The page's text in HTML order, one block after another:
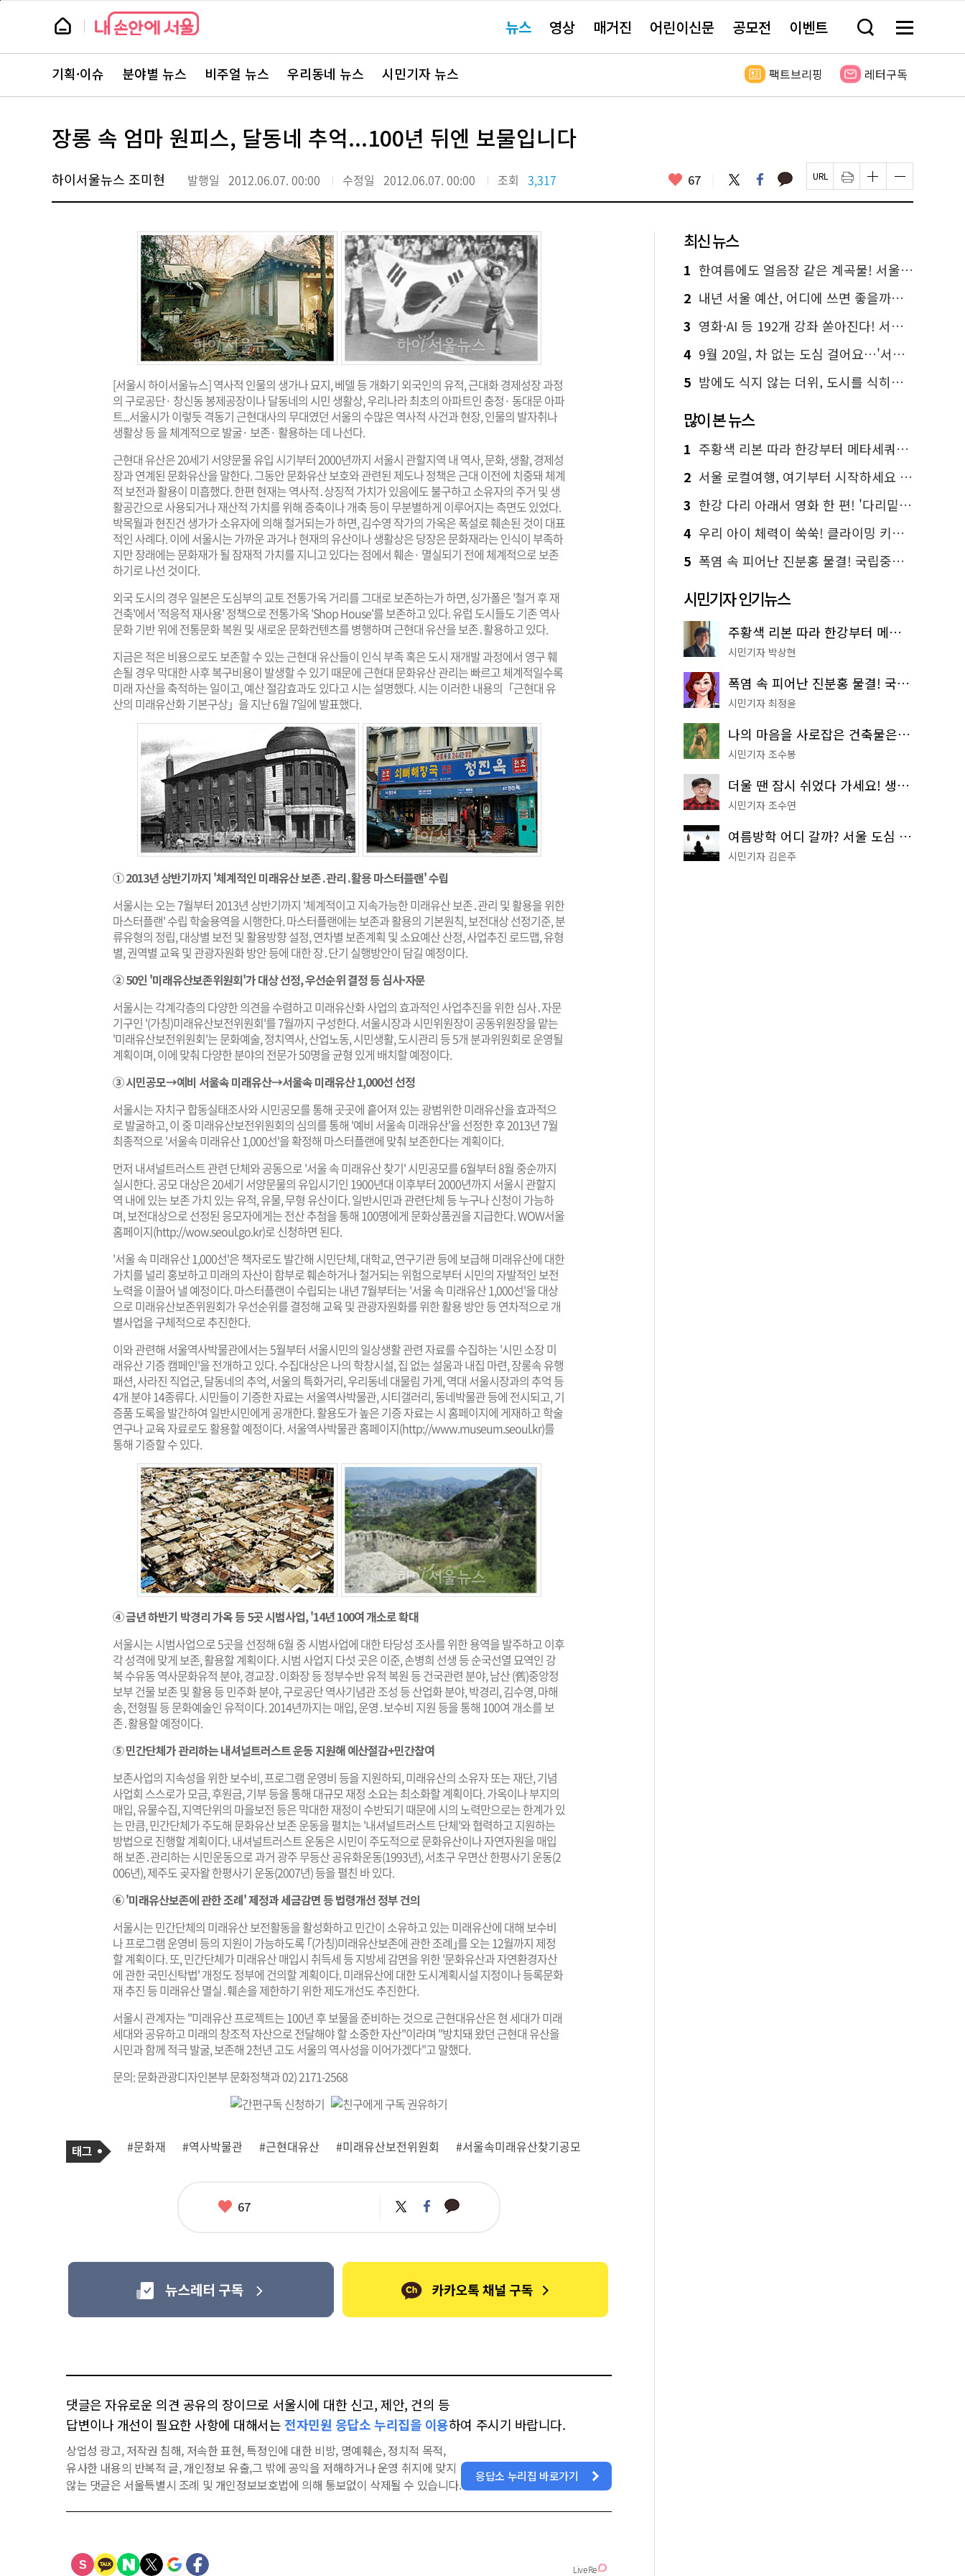
본
뉴
스 요뉴스 영상 매거진 어린이신문 공모전 이벤트 검
창
기
메
전
보
뉴
스
주
서
바
로
기획·이슈 분야별 뉴스 비주얼 뉴스 우리동네 뉴스 시민기자 뉴스 팩트브리핑 레터구독
장롱 속 엄마 원피스, 달동네 추억...100년 뒤엔 보물입니다
하이서울뉴스 조미현 발행일 2012.06.07. 00:00 수정일 2012.06.07. 00:00 조회 3,317 좋
요
67 트
위
터
페
이
스
카
카 페
이
지
인
쇄
하
글
자
크
하
기
글
자
크
하
[서울시 하이서울뉴스] 역사적 인물의 생가나 묘지, 베델 등 개화기 외국인의 유적, 근대화 경제성장 과정
의 구로공단· 창신동 봉제공장이나 달동네의 시민 생활상, 우리나라 최초의 아파트인 충정· 동대문 아파
트...서울시가 이렇듯 격동기 근현대사의 무대였던 서울의 수많은 역사적 사건과 현장, 인물의 발자취나
생활상 등 을 체계적으로 발굴· 보존· 활용하는 데 나선다.
근현대 유산은 20세기 서양문물 유입 시기부터 2000년까지 서울시 관할지역 내 역사, 문화, 생활, 경제성
장과 연계된 문화유산을 말한다. 그동안 문화유산 보호와 관련된 제도나 정책은 근대 이전에 치중돼 체계
적 보전과 활용이 미흡했다. 한편 현재는 역사적․상징적 가치가 있음에도 불구하고 소유자의 주거 및 생
활공간으로 사용되거나 재산적 가치를 위해 증축이나 개축 등이 무분별하게 이루어지는 측면도 있었다.
박목월과 현진건 생가가 소유자에 의해 철거되는가 하면, 김수영 작가의 가옥은 폭설로 훼손된 것이 대표
적인 사례다. 이에 서울시는 가까운 과거나 현재의 유산이나 생활상은 당장은 문화재라는 인식이 부족하
지만 장래에는 문화재가 될 잠재적 가치를 지니고 있다는 점에서 훼손· 멸실되기 전에 체계적으로 보존
하기로 나선 것이다.
외국 도시의 경우 일본은 도심부의 교토 전통가옥 거리를 그대로 보존하는가 하면, 싱가폴은 '철거 후 재
건축'에서 '적응적 재사용' 정책으로 전통가옥 'Shop House'를 보존하고 있다. 유럽 도시들도 기존 역사
문화 기반 위에 전통문화 복원 및 새로운 문화컨텐츠를 병행하며 근현대 유산을 보존․활용하고 있다.
지금은 적은 비용으로도 보존할 수 있는 근현대 유산들이 인식 부족 혹은 도시 재개발 과정에서 영구 훼
손될 경우 막대한 사후 복구비용이 발생할 수 있기 때문에 근현대 문화유산 관리는 빠르고 체계적일수록
미래 자산을 축적하는 일이고, 예산 절감효과도 있다고 시는 설명했다. 시는 이러한 내용의「근현대 유
산의 미래유산화 기본구상」을 지난 6월 7일에 발표했다.
① 2013년 상반기까지 '체계적인 미래유산 보존․관리․활용 마스터플랜' 수립
서울시는 오는 7월부터 2013년 상반기까지 '체계적이고 지속가능한 미래유산 보존․관리 및 활용을 위한
마스터플랜' 수립 학술용역을 시행한다. 마스터플랜에는 보존과 활용의 기본원칙, 보전대상 선정기준, 분
류유형의 정립, 대상별 보전 및 활용방향 설정, 연차별 보존계획 및 소요예산 산정, 사업추진 로드맵, 유형
별, 권역별 교육 및 관광자원화 방안 등에 대한 장․단기 실행방안이 담길 예정이다.
② 50인 '미래유산보존위원회'가 대상 선정, 우선순위 결정 등 심사·자문
서울시는 각계각층의 다양한 의견을 수렴하고 미래유산화 사업의 효과적인 사업추진을 위한 심사․자문
기구인 '(가칭)미래유산보전위원회'를 7월까지 구성한다. 서울시장과 시민위원장이 공동위원장을 맡는
'미래유산보전위원회'는 문화예술, 정치역사, 산업노동, 시민생활, 도시관리 등 5개 분과위원회로 운영될
계획이며, 이에 맞춰 다양한 분야의 전문가 50명을 균형 있게 배치할 예정이다.
③ 시민공모→예비 서울속 미래유산→서울속 미래유산 1,000선 선정
서울시는 자치구 합동실태조사와 시민공모를 통해 곳곳에 흩어져 있는 광범위한 미래유산을 효과적으
로 발굴하고, 이 중 미래유산보전위원회의 심의를 통해 '예비 서울속 미래유산'을 선정한 후 2013년 7월
최종적으로 '서울속 미래유산 1,000선'을 확정해 마스터플랜에 맞춰 보존한다는 계획이다.
먼저 내셔널트러스트 관련 단체와 공동으로 '서울 속 미래유산 찾기' 시민공모를 6월부터 8월 중순까지
실시한다. 공모 대상은 20세기 서양문물의 유입시기인 1900년대 이후부터 2000년까지 서울시 관할지
역 내에 있는 보존 가치 있는 유적, 유물, 무형 유산이다. 일반시민과 관련단체 등 누구나 신청이 가능하
며, 보전대상으로 선정된 응모자에게는 전산 추첨을 통해 100명에게 문화상품권을 지급한다. WOW서울
홈페이지(http://wow.seoul.go.kr)로 신청하면 된다.
'서울 속 미래유산 1,000선'은 책자로도 발간해 시민단체, 대학교, 연구기관 등에 보급해 미래유산에 대한
가치를 널리 홍보하고 미래의 자산이 함부로 훼손하거나 철거되는 위험으로부터 시민의 자발적인 보전
노력을 이끌어 낼 예정이다. 마스터플랜이 수립되는 내년 7월부터는 '서울 속 미래유산 1,000선'을 대상
으로 미래유산보존위원회가 우선순위를 결정해 교육 및 관광자원화를 위한 활용 방안 등 연차적으로 개
별사업을 구체적으로 추진한다.
이와 관련해 서울역사박물관에서는 5월부터 서울시민의 일상생활 관련 자료를 수집하는 '시민 소장 미
래유산 기증 캠페인'을 전개하고 있다. 수집대상은 나의 학창시설, 집 없는 설움과 내집 마련, 장롱속 유행
패션, 사라진 직업군, 달동네의 추억, 서울의 특화거리, 우리동네 대물림 가게, 역대 서울시장과의 추억 등
4개 분야 14종류다. 시민들이 기증한 자료는 서울역사박물관, 시티갤러리, 동네박물관 등에 전시되고, 기
증품 도록을 발간하여 일반시민에게 공개한다. 활용도가 높은 기증 자료는 시 홈페이지에 게재하고 학술
연구나 교육 자료로도 활용할 예정이다. 서울역사박물관 홈페이지(http://www.museum.seoul.kr)를
통해 기증할 수 있다.
④ 금년 하반기 박경리 가옥 등 5곳 시범사업, '14년 100여 개소로 확대
서울시는 시범사업으로 5곳을 선정해 6월 중 시범사업에 대한 타당성 조사를 위한 용역을 발주하고 이후
각 성격에 맞게 보존, 활용할 계획이다. 시범 사업지 다섯 곳은 이준, 손병희 선생 등 순국선열 묘역인 강
북 수유동 역사문화유적 분야, 경교장․이화장 등 정부수반 유적 복원 등 건국관련 분야, 남산 (舊)중앙정
보부 건물 보존 및 활용 등 민주화 분야, 구로공단 역사기념관 조성 등 산업화 분야, 박경리, 김수영, 마해
송, 전형필 등 문화예술인 유적이다. 2014년까지는 매입, 운영․보수비 지원 등을 통해 100여 개소를 보
존․활용할 예정이다.
⑤ 민간단체가 관리하는 내셔널트러스트 운동 지원해 예산절감+민간참여
보존사업의 지속성을 위한 보수비, 프로그램 운영비 등을 지원하되, 미래유산의 소유자 또는 재단, 기념
사업회 스스로가 모금, 후원금, 기부 등을 통해 대규모 재정 소요는 최소화할 계획이다. 가옥이나 부지의
매입, 유물수집, 지역단위의 마을보전 등은 막대한 재정이 수반되기 때문에 시의 노력만으로는 한계가 있
는 만큼, 민간단체가 주도해 문화유산 보존 운동을 펼치는 '내셔널트러스트 단체'와 협력하고 지원하는
방법으로 진행할 계획이다. 내셔널트러스트 운동은 시민이 주도적으로 문화유산이나 자연자원을 매입
해 보존․관리하는 시민운동으로 과거 광주 무등산 공유화운동(1993년), 서초구 우면산 한평사기 운동(2
006년), 제주도 곶자왈 한평사기 운동(2007년) 등을 펼친 바 있다.
⑥ '미래유산보존에 관한 조례' 제정과 세금감면 등 법령개선 정부 건의
서울시는 민간단체의 미래유산 보전활동을 활성화하고 민간이 소유하고 있는 미래유산에 대해 보수비
나 프로그램 운영비 등의 지원이 가능하도록 ｢(가칭)미래유산보존에 관한 조례｣를 오는 12월까지 제정
할 계획이다. 또, 민간단체가 미래유산 매입시 취득세 등 지방세 감면을 위한 '문화유산과 자연환경자산
에 관한 국민신탁법' 개정도 정부에 건의할 계획이다. 미래유산에 대한 도시계획시설 지정이나 등록문화
재 추진 등 미래유산 멸실․훼손을 제한하기 위한 제도개선도 추진한다.
서울시 관계자는 "미래유산 프로젝트는 100년 후 보물을 준비하는 것으로 근현대유산은 현 세대가 미래
세대와 공유하고 미래의 창조적 자산으로 전달해야 할 소중한 자산"이라며 "방치돼 왔던 근현대 유산을
시민과 함께 적극 발굴, 보존해 2천년 고도 서울의 역사성을 이어가겠다"고 말했다.
문의: 문화관광디자인본부 문화정책과 02) 2171-2568
사
태
그
#문화재 #역사박물관 #근현대유산 #미래유산보전위원회 #서울속미래유산찾기공모
좋
67 트
위
페
이
카
카
댓글은 자유로운 의견 공유의 장이므로 서울시에 대한 신고, 제안, 건의 등
답변이나 개선이 필요한 사항에 대해서는 전자민원 응답소 누리집을 이용하여 주시기 바랍니다.
상업성 광고, 저작권 침해, 저속한 표현, 특정인에 대한 비방, 명예훼손, 정치적 목적,
유사한 내용의 반복적 글, 개인정보 유출,그 밖에 공익을 저해하거나 운영 취지에 맞지
않는 댓글은 서울특별시 조례 및 개인정보보호법에 의해 통보없이 삭제될 수 있습니다.
응답소 누리집 바로가기
최신 뉴스
1 한여름에도 얼음장 같은 계곡물! 서울 '진관사 계곡'이 천국이네~
2 내년 서울 예산, 어디에 쓰면 좋을까요? 온라인 투표
3 영화·AI 등 192개 강좌 쏟아진다! 서울시민대학 선착순 신청
4 9월 20일, 차 없는 도심 걸어요…'서울 걷자 페스티벌' 선착순 5천명
5 밤에도 식지 않는 더위, 도시를 식히는 시원한 해법은?
많이 본 뉴스
1 주황색 리본 따라 한강부터 메타세쿼이아 숲길까지…서울둘레길 15코스
2 서울 로컬여행, 여기부터 시작하세요 '서울에디션25'
3 한강 다리 아래서 영화 한 편! '다리밑 영화관' 무료 상영
4 우리 아이 체력이 쑥쑥! 클라이밍 키즈카페·어린이 체력장
5 폭염 속 피어난 진분홍 물결! 국립중앙박물관 배롱나무 명소
시민기자 인기뉴스
주황색 리본 따라 한강부터 메타세쿼이아 숲길까지…서울둘레길 15코스
시민기자 박상현
폭염 속 피어난 진분홍 물결! 국립중앙박물관 배롱나무 명소
시민기자 최정윤
나의 마음을 사로잡은 건축물은? '서울시 건축상' 수상작 공개!
시민기자 조수봉
더울 땐 잠시 쉬었다 가세요! 생수 냉장고부터 해피소·무더위쉼터까지
시민기자 조수연
여름방학 어디 갈까? 서울 도심 무료 실내 여행 코스 추천
시민기자 김은주
페